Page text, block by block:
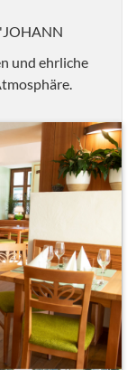
und ehrliche